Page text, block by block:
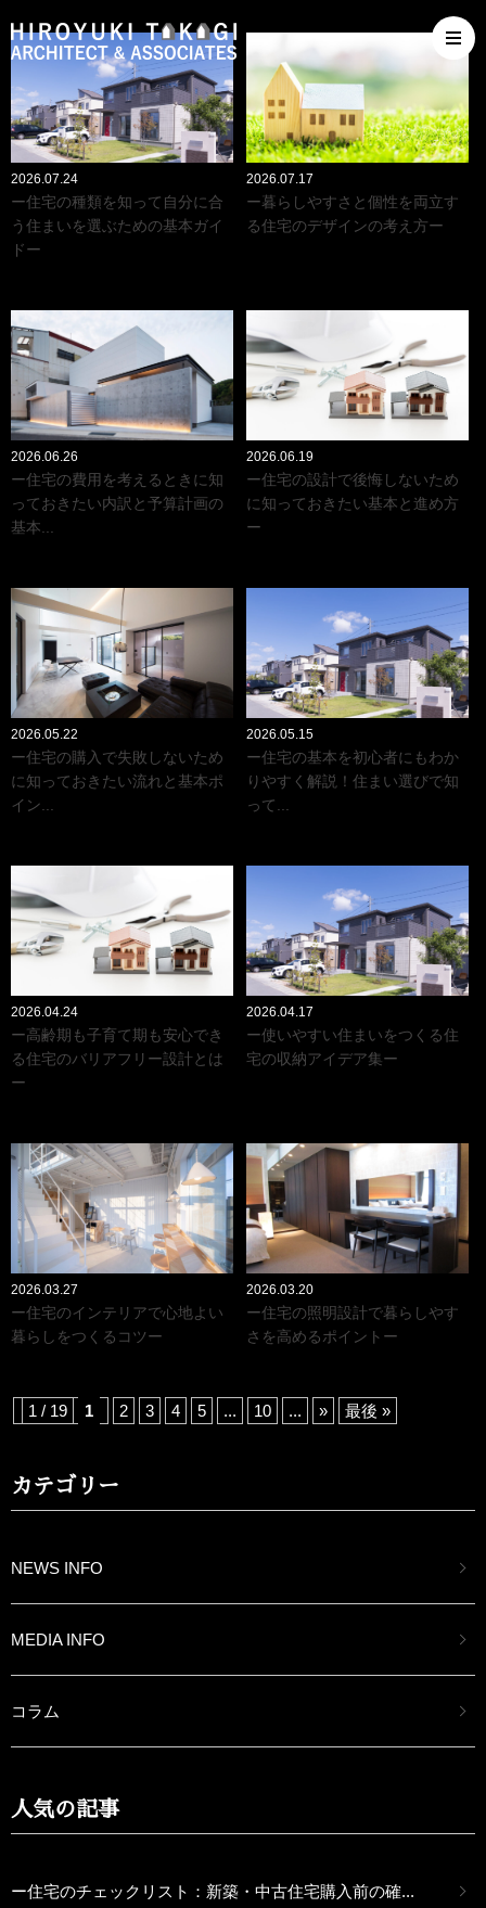
2026.07.24
ー住宅の種類を知って自分に合
う住まいを選ぶための基本ガイ
ドー
2026.07.17
ー暮らしやすさと個性を両立す
る住宅のデザインの考え方ー
2026.06.26
ー住宅の費用を考えるときに知
っておきたい内訳と予算計画の
基本...
2026.06.19
ー住宅の設計で後悔しないため
に知っておきたい基本と進め方
ー
2026.05.22
ー住宅の購入で失敗しないため
に知っておきたい流れと基本ポ
イン...
2026.05.15
ー住宅の基本を初心者にもわか
りやすく解説！住まい選びで知
って...
2026.04.24
ー高齢期も子育て期も安心でき
る住宅のバリアフリー設計とは
ー
2026.04.17
ー使いやすい住まいをつくる住
宅の収納アイデア集ー
2026.03.27
ー住宅のインテリアで心地よい
暮らしをつくるコツー
2026.03.20
ー住宅の照明設計で暮らしやす
さを高めるポイントー
1 / 19 1 2 3 4 5 ... 10 ... » 最後 »
カテゴリー
NEWS INFO
MEDIA INFO
コラム
人気の記事
ー住宅のチェックリスト：新築・中古住宅購入前の確...